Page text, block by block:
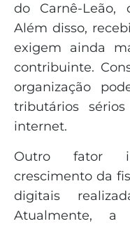
do Carnê-Leão,
Além disso,
exigem ainda
contribuinte.
organização
tributários
internet.
Outro fator
crescimento da
digitais
Atualmente, a